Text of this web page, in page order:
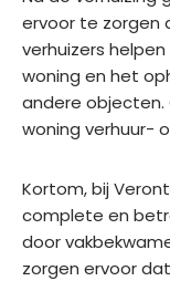
ervoor te zorgen
verhuizers
woning en het
andere objecten.
woning verhuur-
Kortom, bij
complete en
door
zorgen ervoor